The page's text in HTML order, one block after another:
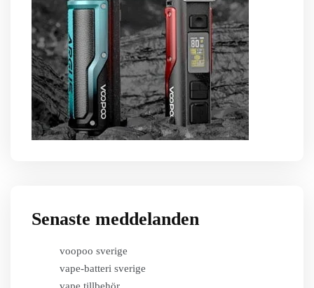
Senaste meddelanden
voopoo sverige
vape-batteri sverige